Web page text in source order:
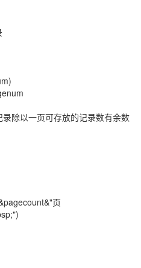
除以一页可存放的记录数有余数
页